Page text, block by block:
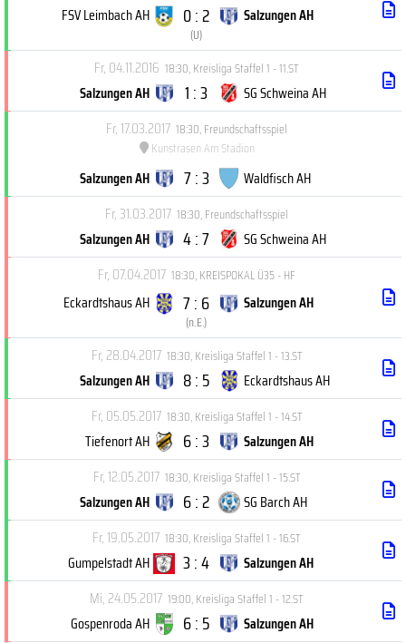
FSV Leimbach AH 0 : 2
(U)
Salzungen AH
Fr, 04.11.2016 18:30,Kreisliga Staffel 1 - 11.ST
Salzungen AH 1 : 3
SG Schweina AH
Fr, 17.03.2017 18:30,Freundschaftsspiel
Kunstrasen Am Stadion
Salzungen AH 7 : 3
Waldfisch AH
Fr, 31.03.2017 18:30,Freundschaftsspiel
Salzungen AH 4 : 7
SG Schweina AH
Fr, 07.04.2017 18:30,KREISPOKAL Ü35 - HF
Eckardtshaus AH 7 : 6
(n.E.)
Salzungen AH
Fr, 28.04.2017 18:30,Kreisliga Staffel 1 - 13.ST
Salzungen AH 8 : 5
Eckardtshaus AH
Fr, 05.05.2017 18:30,Kreisliga Staffel 1 - 14.ST
Tiefenort AH 6 : 3
Salzungen AH
Fr, 12.05.2017 18:30,Kreisliga Staffel 1 - 15.ST
Salzungen AH 6 : 2
SG Barch AH
Fr, 19.05.2017 18:30,Kreisliga Staffel 1 - 16.ST
Gumpelstadt AH 3 : 4
Salzungen AH
Mi, 24.05.2017 19:00,Kreisliga Staffel 1 - 12.ST
Gospenroda AH 6 : 5 Salzungen AH